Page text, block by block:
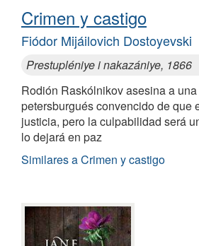
Crimen y castigo
Fiódor Mijáilovich Dostoyevski
Prestupléniye i nakazániye, 1866
Rodión Raskólnikov asesina a
petersburgués convencido de que
justicia, pero la culpabilidad será
lo dejará en paz
Similares a Crimen y castigo